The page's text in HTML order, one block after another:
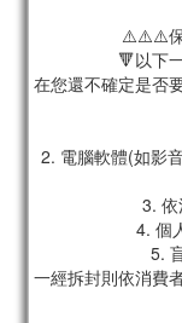
⚠️⚠️⚠️保
🔻以下
在您還不確定是否
2. 電腦軟體(如影
3.
4. 個
5.
一經拆封則依消費